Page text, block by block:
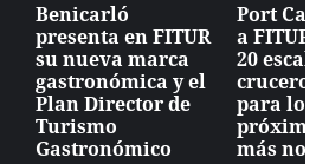
Benicarló
presenta en FITUR
su nueva marca
gastronómica y el
Plan Director de
Turismo
Gastronómico
Port
a FITUR
20
cruceros
para los
más